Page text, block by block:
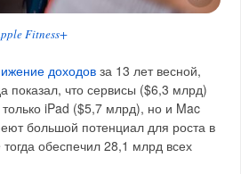
Fitness+
доходов за 13 лет весной,
показал, что сервисы ($6,3 млрд)
iPad ($5,7 млрд), но и Mac
большой потенциал для роста в
обеспечил 28,1 млрд всех